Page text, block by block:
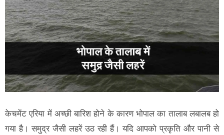
केचमेंट एरिया में अच्छी बारिश होने के कारण भोपाल का तालाब लबालब हो
गया है। समुद्र जैसी लहरें उठ रही हैं। यदि आपको प्रकृति और पानी से